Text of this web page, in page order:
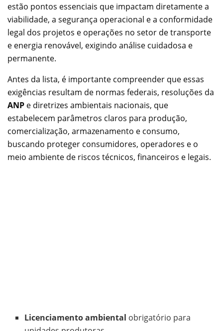
estão pontos essenciais que impactam diretamente a
viabilidade, a segurança operacional e a conformidade
legal dos projetos e operações no setor de transporte
e energia renovável, exigindo análise cuidadosa e
permanente.
Antes da lista, é importante compreender que essas
exigências resultam de normas federais, resoluções da
ANP e diretrizes ambientais nacionais, que
estabelecem parâmetros claros para produção,
comercialização, armazenamento e consumo,
buscando proteger consumidores, operadores e o
meio ambiente de riscos técnicos, financeiros e legais.
Licenciamento ambiental obrigatório para